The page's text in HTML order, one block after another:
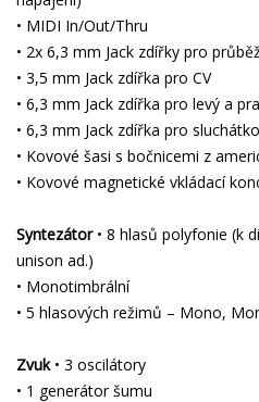
• MIDI In/Out/Thru
• 2x 6,3 mm Jack zdířky pro
• 3,5 mm Jack zdířka pro CV
• 6,3 mm Jack zdířka pro levý a
• 6,3 mm Jack zdířka pro
• Kovové šasi s bočnicemi z
• Kovové magnetické vkládací
Syntezátor• 8 hlasů polyfonie (k
unison ad.)
• Monotimbrální
• 5 hlasových režimů – Mono,
Zvuk• 3 oscilátory
• 1 generátor šumu